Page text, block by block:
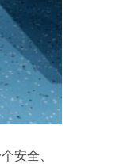
安全、